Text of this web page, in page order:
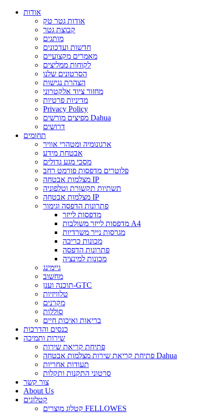
אודות
אודות גטר טק
קבוצת גטר
מותגים
חדשות ועדכונים
מאמרים מקצועיים
לקוחות ממליצים
הסרטונים שלנו
הצהרת נגישות
מחזור ציוד אלקטרוני
מדיניות פרטיות
Privacy Policy
מפיצים מורשים Dahua
דרושים
תחומים
ארגונומיה ומטהרי אוויר
אבטחת מידע
מסכי מגע גדולים
פלוטרים מדפסות פורמט רחב
מצלמות אבטחה IP
תשתיות תקשורת וטלפוניה
מצלמות אבטחה IP
פתרונות הדפסה וגימור
מדפסות לייזר
מדפסות לייזר משולבות A4
מגרסות נייר משרדיות
מכונות כריכה
פתרונות הדפסה
מכונות למינציה
גיימינג
מחשוב
תוכנה וענן-GTC
טלוויזיות
מקרנים
סוללות
בריאות ואיכות חיים
כנסים והדרכות
שירות ותמיכה
פתיחת קריאת שירות
פתיחת קריאת שירות מצלמות אבטחה Dahua
תעודות אחריות
סרטוני התקנות ותקלות
צור קשר
About Us
קטלוגים
קטלוג מוצרים FELLOWES